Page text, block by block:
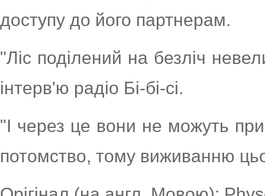
доступу до його партнерам.
"Ліс поділений на безліч
інтерв'ю радіо Бі-бі-сі.
"І через це вони не можуть
потомство, тому виживанню